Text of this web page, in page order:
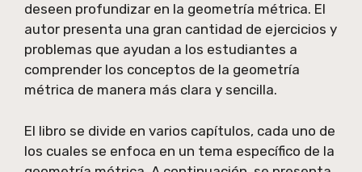
deseen profundizar en la geometría métrica. El
autor presenta una gran cantidad de ejercicios y
problemas que ayudan a los estudiantes a
comprender los conceptos de la geometría
métrica de manera más clara y sencilla.
El libro se divide en varios capítulos, cada uno de
los cuales se enfoca en un tema específico de la